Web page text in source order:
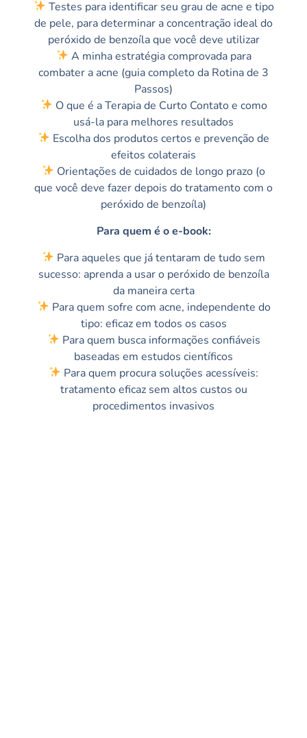
Testes para identificar seu grau de acne e tipo
de pele, para determinar a concentração ideal do
peróxido de benzoíla que você deve utilizar
A minha estratégia comprovada para
combater a acne (guia completo da Rotina de 3
Passos)
O que é a Terapia de Curto Contato e como
usá-la para melhores resultados
Escolha dos produtos certos e prevenção de
efeitos colaterais
Orientações de cuidados de longo prazo (o
que você deve fazer depois do tratamento com o
peróxido de benzoíla)
Para quem é o e-book:
Para aqueles que já tentaram de tudo sem
sucesso: aprenda a usar o peróxido de benzoíla
da maneira certa
Para quem sofre com acne, independente do
tipo: eficaz em todos os casos
Para quem busca informações confiáveis
baseadas em estudos científicos
Para quem procura soluções acessíveis:
tratamento eficaz sem altos custos ou
procedimentos invasivos